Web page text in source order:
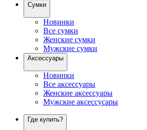
Сумки
Новинки
Все сумки
Женские сумки
Мужские сумки
Аксессуары
Новинки
Все аксессуары
Женские аксессуары
Мужские аксессусары
Где купить?